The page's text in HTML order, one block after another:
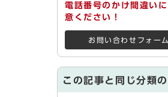
電話番号のかけ間違い
意ください！
お問い合わせフォーム
この記事と同じ分類